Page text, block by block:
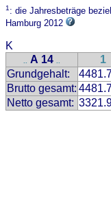
1: die Jahresbeträge
Hamburg 2012
K
.. A 14 .. 1
Grundgehalt:
Brutto gesamt:
Netto gesamt: